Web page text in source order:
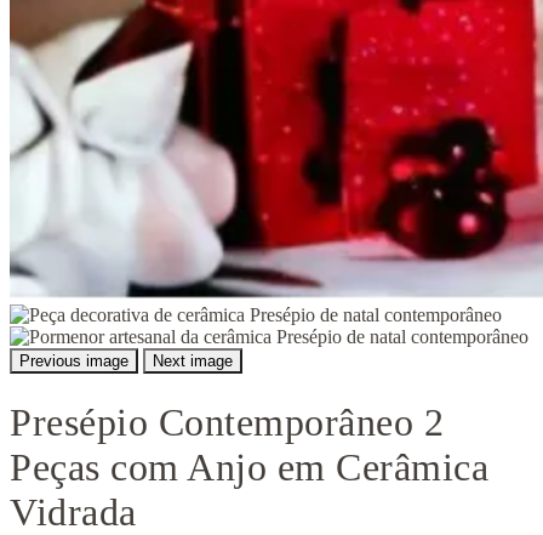
Previous image Next image
Presépio Contemporâneo 2
Peças com Anjo em Cerâmica
Vidrada